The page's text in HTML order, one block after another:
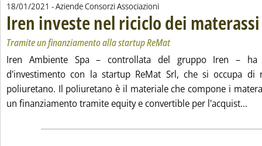
18/01/2021 - Aziende Consorzi Associazioni
Iren investe nel riciclo dei materassi
Tramite un finanziamento alla startup ReMat
Iren Ambiente Spa – controllata del gruppo Iren – ha
d'investimento con la startup ReMat Srl, che si occupa di
poliuretano. Il poliuretano è il materiale che compone i
un finanziamento tramite equity e convertible per l'acquist...